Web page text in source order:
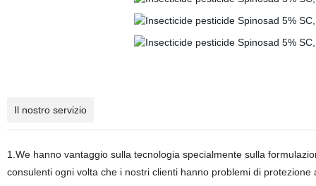
Il nostro servizio
1.We hanno vantaggio sulla tecnologia specialmente sulla
consulenti ogni volta che i nostri clienti hanno problemi di protezione